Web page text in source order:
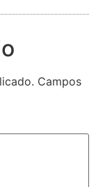
Campos